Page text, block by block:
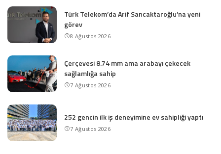
Türk Telekom’da Arif Sancaktaroğlu’na yeni
görev
8 Ağustos 2026
Çerçevesi 8.74 mm ama arabayı çekecek
sağlamlığa sahip
7 Ağustos 2026
252 gencin ilk iş deneyimine ev sahipliği yaptı
7 Ağustos 2026